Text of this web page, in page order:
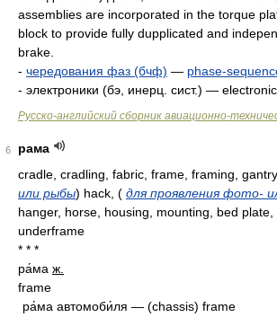
assemblies are incorporated in the torque
block to provide fully dupplicated and
brake.
- чередования фаз (бчф) — phase-
- электроники (бэ, инерц. сист.) —
Русско-английский сборник авиационно-
6
рама
cradle, cradling, fabric, frame, framing, gantry,
или рыбы) hack, ( для проявления фото-
hanger, horse, housing, mounting, bed plate,
underframe
* * *
ра́ма ж.
frame
ра́ма автомоби́ля — (chassis) frame